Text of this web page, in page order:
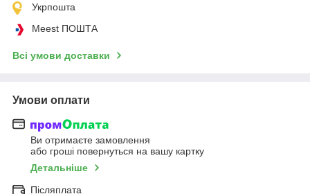
Укрпошта
Meest ПОШТА
Всі умови доставки
Умови оплати
Ви отримаєте замовлення
або гроші повернуться на вашу картку
Детальніше
Післяплата